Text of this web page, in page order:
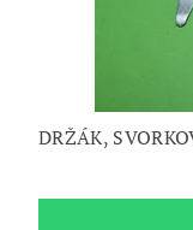
DRŽÁK,